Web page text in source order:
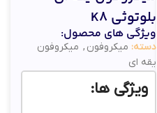
بلوتوثی K8
ویژگی های محصول:
دسته: میکروفون , میکروفون
یقه ای
ویژگی ها: